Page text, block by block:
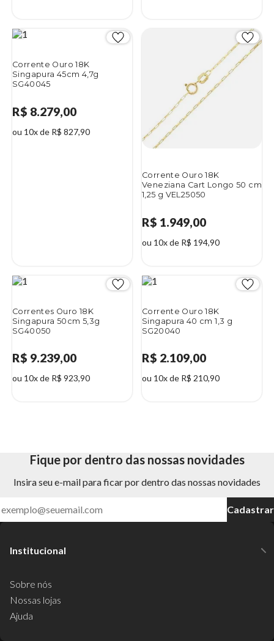
Corrente Ouro 18K
Singapura 45cm 4,7g
SG40045
R$ 8.279,00
ou 10x de R$ 827,90
Corrente Ouro 18K
Veneziana Cart Longo 50 cm
1,25 g VEL25050
R$ 1.949,00
ou 10x de R$ 194,90
Correntes Ouro 18K
Singapura 50cm 5,3g
SG40050
R$ 9.239,00
ou 10x de R$ 923,90
Corrente Ouro 18K
Singapura 40 cm 1,3 g
SG20040
R$ 2.109,00
ou 10x de R$ 210,90
Fique por dentro das nossas novidades
Insira seu e-mail para ficar por dentro das nossas novidades
Cadastrar
Institucional
Sobre nós
Nossas lojas
Ajuda